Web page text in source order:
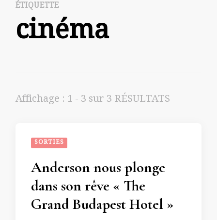
ÉTIQUETTE
cinéma
Affichage : 1 - 3 sur 3 RÉSULTATS
SORTIES
Anderson nous plonge
dans son rêve « The
Grand Budapest Hotel »